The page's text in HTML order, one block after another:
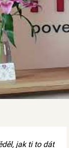
jak ti to dát